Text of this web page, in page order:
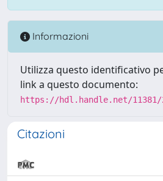
Informazioni
Utilizza questo identificativo
link a questo documento:
https://hdl.handle.net/11381/
Citazioni